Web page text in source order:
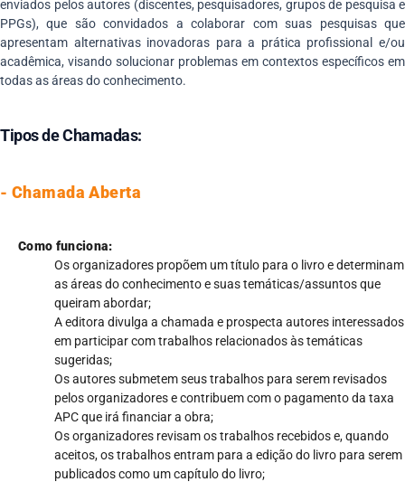
enviados pelos autores (discentes, pesquisadores, grupos de pesquisa e
PPGs), que são convidados a colaborar com suas pesquisas que
apresentam alternativas inovadoras para a prática profissional e/ou
acadêmica, visando solucionar problemas em contextos específicos em
todas as áreas do conhecimento.
Tipos de Chamadas:
- Chamada Aberta
Como funciona:
Os organizadores propõem um título para o livro e determinam
as áreas do conhecimento e suas temáticas/assuntos que
queiram abordar;
A editora divulga a chamada e prospecta autores interessados
em participar com trabalhos relacionados às temáticas
sugeridas;
Os autores submetem seus trabalhos para serem revisados
pelos organizadores e contribuem com o pagamento da taxa
APC que irá financiar a obra;
Os organizadores revisam os trabalhos recebidos e, quando
aceitos, os trabalhos entram para a edição do livro para serem
publicados como um capítulo do livro;